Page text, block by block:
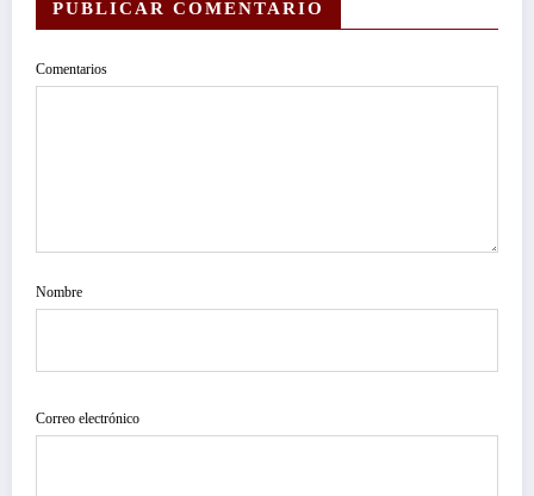
PUBLICAR COMENTARIO
Comentarios
Nombre
Correo electrónico